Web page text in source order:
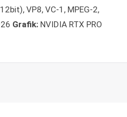
VP8, VC-1, MPEG-2,
Grafik: NVIDIA RTX PRO